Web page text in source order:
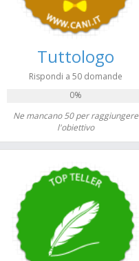
Tuttologo
Rispondi a 50 domande
0%
Ne mancano 50 per raggiungere
l'obiettivo